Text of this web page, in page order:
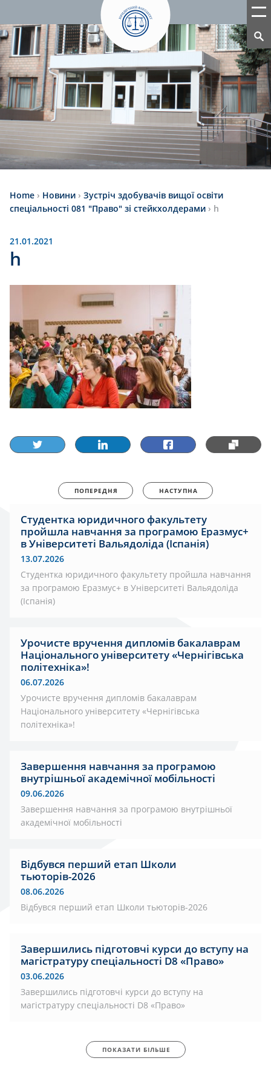
Home › Новини › Зустрiч здобувачів вищої освіти
спецiальності 081 "Право" зi стейкхолдерами › h
21.01.2021
h
ПОПЕРЕДНЯ НАСТУПНА
Студентка юридичного факультету
пройшла навчання за програмою Еразмус+
в Університеті Вальядоліда (Іспанія)
13.07.2026
Студентка юридичного факультету пройшла навчання
за програмою Еразмус+ в Університеті Вальядоліда
(Іспанія)
Урочисте вручення дипломів бакалаврам
Національного університету «Чернігівська
політехніка»!
06.07.2026
Урочисте вручення дипломів бакалаврам
Національного університету «Чернігівська
політехніка»!
Завершення навчання за програмою
внутрішньої академічної мобільності
09.06.2026
Завершення навчання за програмою внутрішньої
академічної мобільності
Відбувся перший етап Школи
тьюторів-2026
08.06.2026
Відбувся перший етап Школи тьюторів-2026
Завершились підготовчі курси до вступу на
магістратуру спеціальності D8 «Право»
03.06.2026
Завершились підготовчі курси до вступу на
магістратуру спеціальності D8 «Право»
ПОКАЗАТИ БІЛЬШЕ